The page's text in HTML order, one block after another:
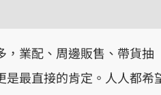
，業配、周邊販售、帶貨抽
是最直接的肯定。人人都希